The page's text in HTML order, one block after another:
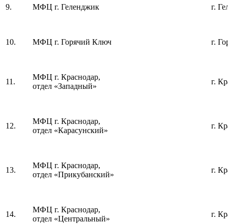
9. МФЦ г. Геленджик г.
10. МФЦ г. Горячий Ключ г.
11.
МФЦ г. Краснодар,
отдел «Западный»
г.
12.
МФЦ г. Краснодар,
отдел «Карасунский»
г.
13.
МФЦ г. Краснодар,
отдел «Прикубанский»
г.
14.
МФЦ г. Краснодар,
отдел «Центральный»
г.